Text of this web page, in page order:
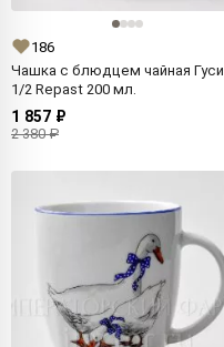
186
Чашка с блюдцем чайная Гуси
1/2 Repast 200 мл.
1 857 ₽
2 380 ₽